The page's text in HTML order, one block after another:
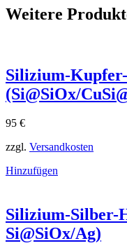
Weitere
Silizium-
(Si@SiOx/
95 €
zzgl. Versandkosten
Hinzufügen
Silizium-Silber-
Si@SiOx/Ag)